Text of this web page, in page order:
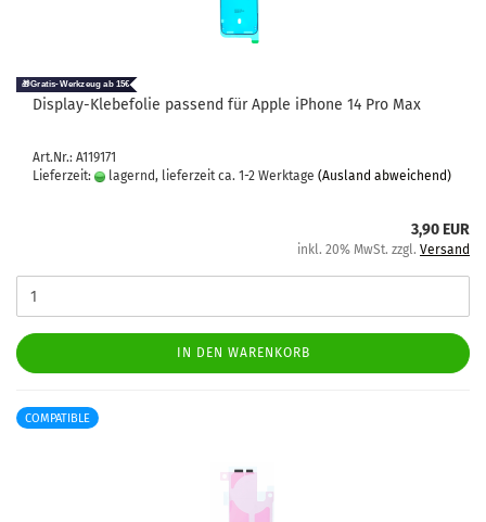
Display-​​Kle­be­fo­lie pas­send für Apple iPho­ne 14 Pro Max
Art.Nr.: A119171
Lieferzeit:
lagernd, lieferzeit ca. 1-2 Werktage (Ausland abweichend)
3,90 EUR
inkl. 20% MwSt. zzgl. Versand
IN DEN WARENKORB
COMPATIBLE